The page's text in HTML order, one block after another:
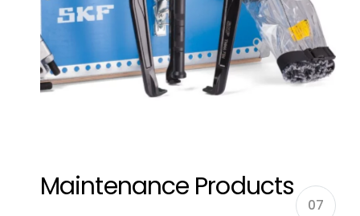
Maintenance Products
07